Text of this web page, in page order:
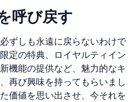
呼び戻す
ずしも永遠に戻らないわけで
定の特典、ロイヤルティイン
機能の提供など、魅力的なキ
再び興味を持ってもらいまし
価値を思い出させ、今それを